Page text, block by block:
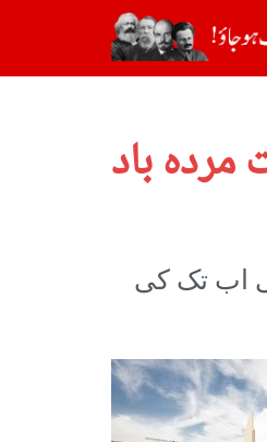
رہی ہے، نے 19 اور 20 ستمبر کواپنی اب تک کی